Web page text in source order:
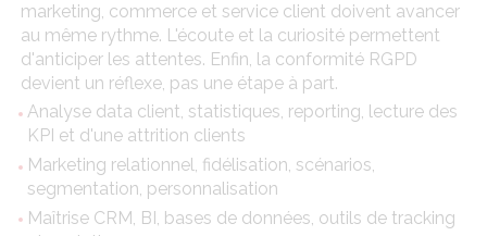
marketing, commerce et service client doivent avancer
au même rythme. L'écoute et la curiosité permettent
d'anticiper les attentes. Enfin, la conformité RGPD
devient un réflexe, pas une étape à part.
Analyse data client, statistiques, reporting, lecture des
KPI et d'une attrition clients
Marketing relationnel, fidélisation, scénarios,
segmentation, personnalisation
Maîtrise CRM, BI, bases de données, outils de tracking